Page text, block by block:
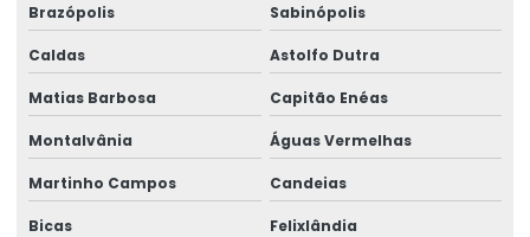
Brazópolis Sabinópolis
Caldas Astolfo Dutra
Matias Barbosa Capitão Enéas
Montalvânia Águas Vermelhas
Martinho Campos Candeias
Bicas Felixlândia